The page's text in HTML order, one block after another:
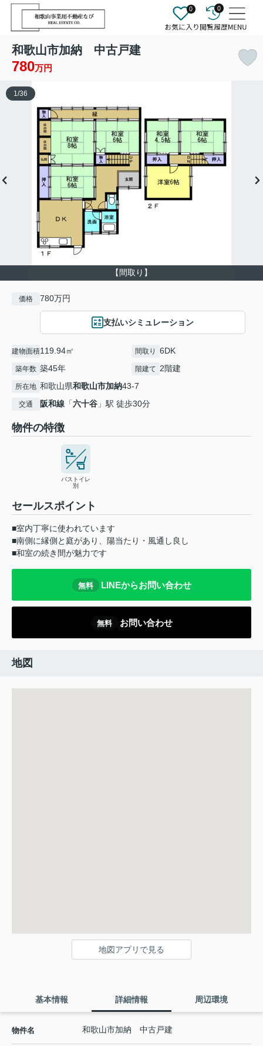
0 0
和歌山市加納 中古戸建
780万円
【間取り】
1 /36
価格 780万円
支払いシミュレーション
建物面積119.94㎡ 間取り 6DK
築年数 築45年 階建て 2階建
所在地 和歌山県和歌山市加納43-7
交通 阪和線 「六十谷 」駅 徒歩30分
物件の特徴
バストイレ
別
セールスポイント
■室内丁寧に使われています
■南側に縁側と庭があり、陽当たり・風通し良し
■和室の続き間が魅力です
無料 LINEからお問い合わせ
無料 お問い合わせ
地図
地図アプリで見る
基本情報 詳細情報 周辺環境
物件名 和歌山市加納 中古戸建